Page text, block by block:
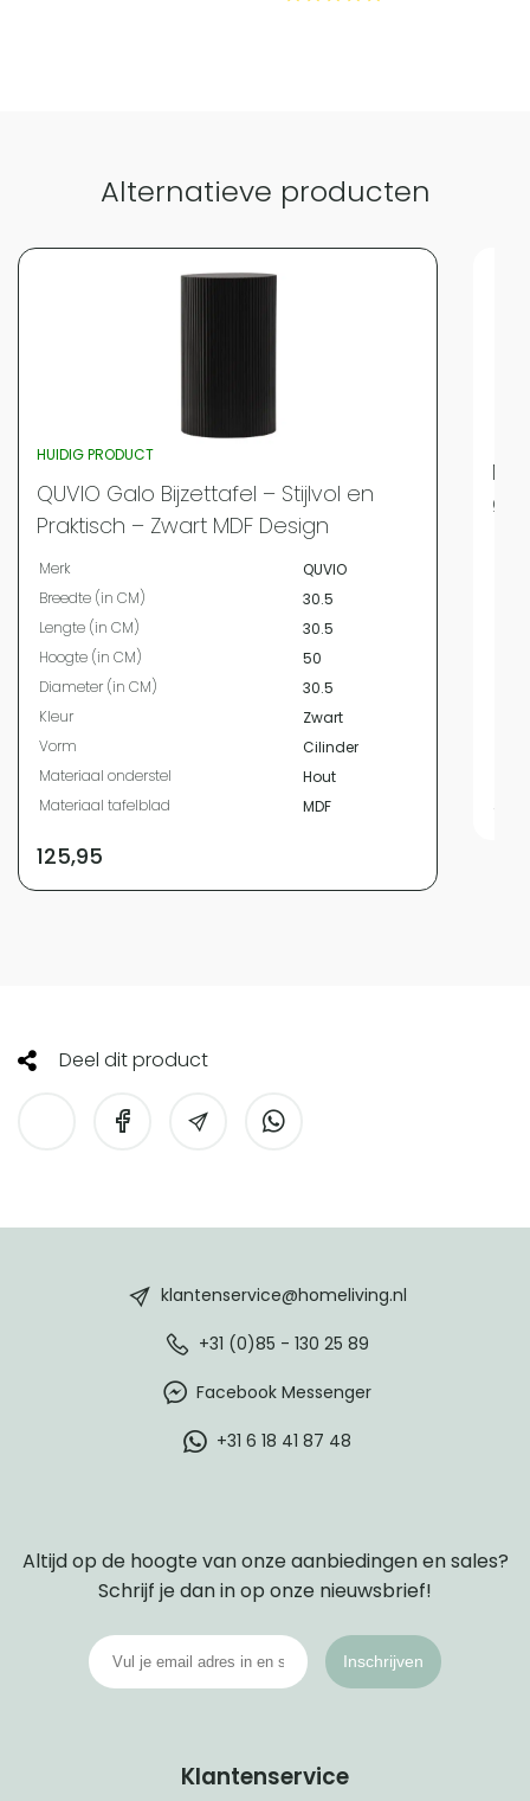
Alternatieve producten
HUIDIG PRODUCT
QUVIO Galo Bijzettafel – Stijlvol en
Praktisch – Zwart MDF Design
Merk
QUVIO
Breedte (in CM)
30.5
Lengte (in CM)
30.5
Hoogte (in CM)
50
Diameter (in CM)
30.5
Kleur
Zwart
Vorm
Cilinder
Materiaal onderstel
Hout
Materiaal tafelblad
MDF
125,95
Deel dit product
klantenservice@homeliving.nl
+31 (0)85 - 130 25 89
Facebook Messenger
+31 6 18 41 87 48
Altijd op de hoogte van onze aanbiedingen en sales?
Schrijf je dan in op onze nieuwsbrief!
Inschrijven
Klantenservice